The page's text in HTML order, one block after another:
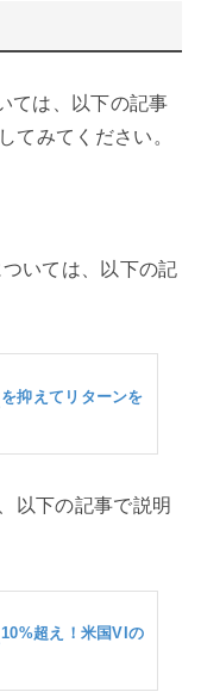
ては、以下の記事
てみてください。
いては、以下の記
抑えてリターンを
以下の記事で説明
10%超え！米国VIの